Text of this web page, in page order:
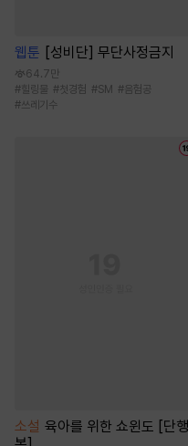
웹툰 [성비단] 무단사정금지
64.7만
# 힐링물 #첫경험 #SM #음험공
#쓰레기수
소설 육아를 위한 쇼윈도 [단행